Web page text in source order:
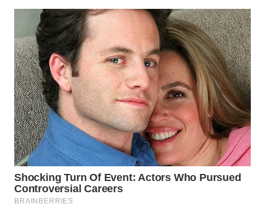
WN
SAMOSIR
WN
PADANG
LAWAS
WN
SUMEDANG
WN
CIANJUR